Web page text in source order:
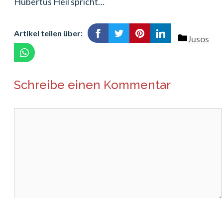
Jusos
Artikel teilen über:
Schreibe einen Kommentar